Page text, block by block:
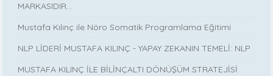
MARKASIDIR…
Mustafa Kılınç ile Nöro Somatik Programlama Eğitimi
NLP LİDERİ MUSTAFA KILINÇ - YAPAY ZEKANIN TEMELİ: NLP
MUSTAFA KILINÇ İLE BİLİNÇALTI DÖNÜŞÜM STRATEJİSİ